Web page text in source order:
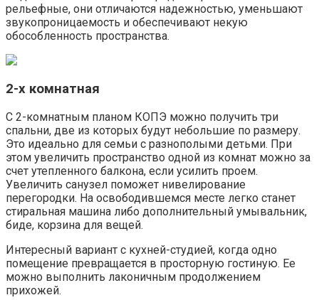
рельефные, они отличаются надежностью, уменьшают
звукопроницаемость и обеспечивают некую
обособленность пространства.
2-х комнатная
С 2-комнатным планом КОПЭ можно получить три
спальни, две из которых будут небольшие по размеру.
Это идеально для семьи с разнополыми детьми. При
этом увеличить пространство одной из комнат можно за
счет утепленного балкона, если усилить проем.
Увеличить санузел поможет нивелирование
перегородки. На освободившемся месте легко станет
стиральная машина либо дополнительный умывальник,
биде, корзина для вещей.
Интересный вариант с кухней-студией, когда одно
помещение превращается в просторную гостиную. Ее
можно выполнить лаконичным продолжением
прихожей.